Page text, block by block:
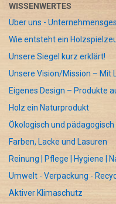
WISSENWERTES
Über uns -
Wie entsteht ein
Unsere Siegel kurz erklärt!
Unsere Vision/Mission – Mit
Eigenes Design – Produkte
Holz ein Naturprodukt
Ökologisch und pädagogisch
Farben, Lacke und Lasuren
Reinung | Pflege | Hygiene |
Umwelt - Verpackung -
Aktiver Klimaschutz